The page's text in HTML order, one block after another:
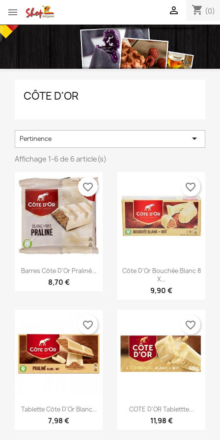
 shopping_cart (0)

CÔTE D'OR
Pertinence 
Affichage 1-6 de 6 article(s)
 Aperçu rapide
Barres Côte D'Or Praliné...
8,70 €
favorite_border
Aperçu rapide
Côte D'Or Bouchée Blanc 8
X...
9,90 €
favorite_border
Aperçu rapide
Tablette Côte D'Or Blanc...
7,98 €
favorite_border
Aperçu rapide
COTE D'OR Tablettte...
11,98 €
favorite_border